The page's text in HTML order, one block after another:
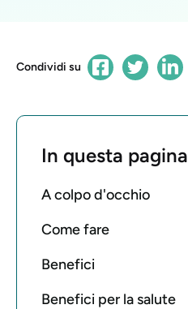
Condividi su
In questa pagina
A colpo d'occhio
Come fare
Benefici
Benefici per la salute